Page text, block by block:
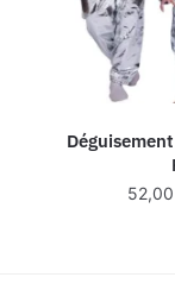
52,00